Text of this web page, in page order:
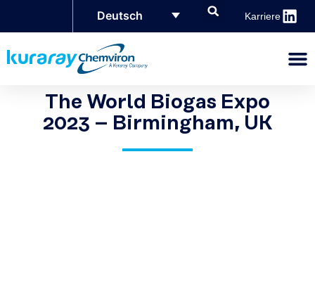
Karriere
Deutsch
The World Biogas Expo
2023 – Birmingham, UK